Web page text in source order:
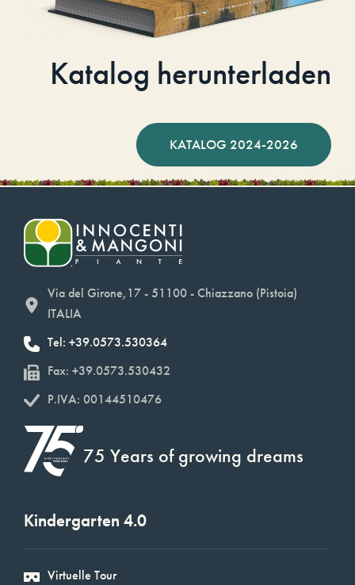
Katalog herunterladen
KATALOG 2024-2026
Via del Girone,17 - 51100 - Chiazzano (Pistoia)
ITALIA
Tel: +39.0573.530364
Fax: +39.0573.530432
P.IVA: 00144510476
75 Years of growing dreams
Kindergarten 4.0
Virtuelle Tour